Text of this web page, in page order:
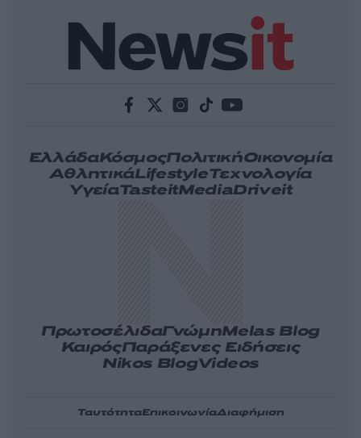
ΕλλάδαΚόσμοςΠολιτικήΟικονομία
ΑθλητικάLifestyleΤεχνολογία
ΥγείαTasteitMediaDriveit
ΠρωτοσέλιδαΓνώμηMelas Blog
ΚαιρόςΠαράξενες Ειδήσεις
Nikos BlogVideos
ΤαυτότηταΕπικοινωνίαΔιαφήμιση